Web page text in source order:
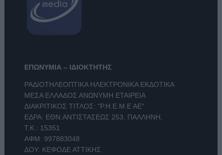
ΕΠΩΝΥΜΙΑ – ΙΔΙΟΚΤΗΤΗΣ
ΡΑΔΙΟΤΗΛΕΟΠΤΙΚΑ ΗΛΕΚΤΡΟΝΙΚΑ ΕΚΔΟΤΙΚΑ
ΜΕΣΑ ΕΛΛΑΔΟΣ ΑΝΩΝΥΜΗ ΕΤΑΙΡΕΙΑ
ΔΙΑΚΡΙΤΙΚΟΣ ΤΙΤΛΟΣ: "Ρ.Η.Ε.Μ.Ε ΑΕ"
ΕΔΡΑ: ΕΘΝ.ΑΝΤΙΣΤΑΣΕΩΣ 253, ΠΑΛΛΗΝΗ,
Τ.Κ.: 15351
ΑΦΜ: 997883048
ΔΟΥ: ΚΕΦΟΔΕ ΑΤΤΙΚΗΣ